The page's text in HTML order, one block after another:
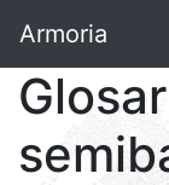
Armoria